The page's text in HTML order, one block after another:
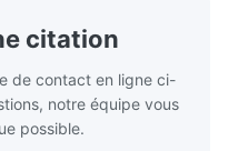
citation
de contact en ligne ci-
notre équipe vous
possible.